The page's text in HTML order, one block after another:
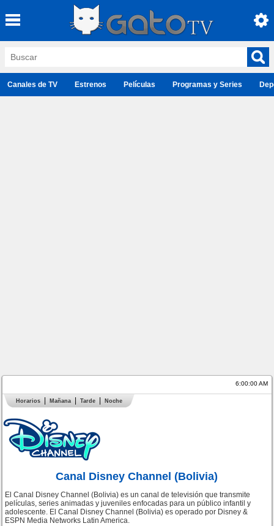
Canales de TV Estrenos Películas Programas y Series
6:00:01 AM
Horarios Mañana Tarde Noche
Canal Disney Channel (Bolivia)
El Canal Disney Channel (Bolivia) es un canal de televisión que transmite
películas, series animadas y juveniles enfocadas para un público infantil y
adolescente. El Canal Disney Channel (Bolivia) es operado por Disney &
ESPN Media Networks Latin America.